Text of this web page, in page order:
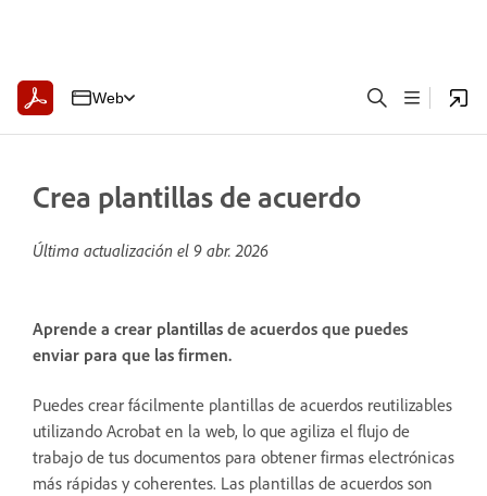
Web
Crea plantillas de acuerdo
Última actualización el 9 abr. 2026
Aprende a crear plantillas de acuerdos que puedes
enviar para que las firmen.
Puedes crear fácilmente plantillas de acuerdos reutilizables
utilizando Acrobat en la web, lo que agiliza el flujo de
trabajo de tus documentos para obtener firmas electrónicas
más rápidas y coherentes. Las plantillas de acuerdos son